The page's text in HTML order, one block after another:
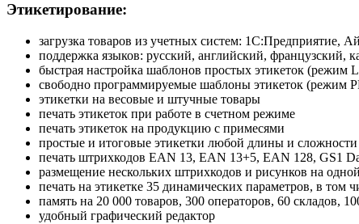
Этикетирование:
загрузка товаров из учетных систем: 1С:Предприятие,
поддержка языков: русский, английский, французский,
быстрая настройка шаблонов простых этикеток (режим
свободно программируемые шаблоны этикеток (режим
этикетки на весовые и штучные товары
печать этикеток при работе в счетном режиме
печать этикеток на продукцию с примесями
простые и итоговые этикетки любой длины и
печать штрихкодов EAN 13, EAN 13+5, EAN 128, GS1
размещение нескольких штрихкодов и рисунков на
печать на этикетке 35 динамических параметров, в том
память на 20 000 товаров, 300 операторов, 60 складов,
удобный графический редактор